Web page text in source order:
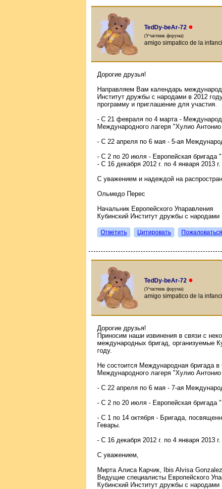
TedDy-beAr-72 ●
(Участник форума)
amigo simpatico de la
Дорогие друзья!
Направляем Вам календарь
Институт дружбы с народами в 2012
программу и приглашение для участия.
- С 21 февраля по 4 марта -
Международного лагеря "Хулио
- С 22 апреля по 6 мая - 5-ая
- С 2 по 20 июля - Европейская бригада
- С 16 декабря 2012 г. по 4 января 2013
С уважением и надеждой на
Ольмедо Перес
Начальник Европейского Упаравления
Кубинский Институт дружбы с народами
Ответить Цитировать Пожаловаться
TedDy-beAr-72 ●
(Участник форума)
amigo simpatico de la
Дорогие друзья!
Приносим наши извинения в связи с
международных бригад, организуемые
году.
Не состоится Международная бригада
Международного лагеря "Хулио
- С 22 апреля по 6 мая - 7-ая
- С 2 по 20 июля - Европейская бригада
- С 1 по 14 октября - Бригада,
Гевары.
- С 16 декабря 2012 г. по 4 января 2013
С уважением,
Мирта Алиса Карчик, Ibis Alvisa Gonzalez
Ведущие специалисты Европейского
Кубинский Институт дружбы с народами